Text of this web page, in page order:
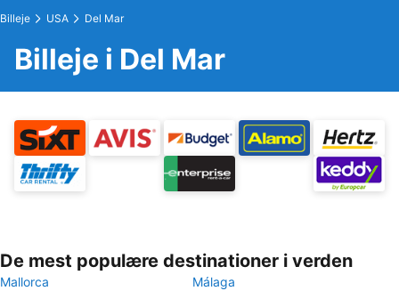
Billeje USA Del Mar
Billeje i Del Mar
De mest populære destinationer i verden
Mallorca
Málaga